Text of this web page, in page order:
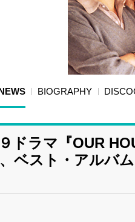
BIOGRAPHY
ドラマ『OUR
ベスト・アルバ